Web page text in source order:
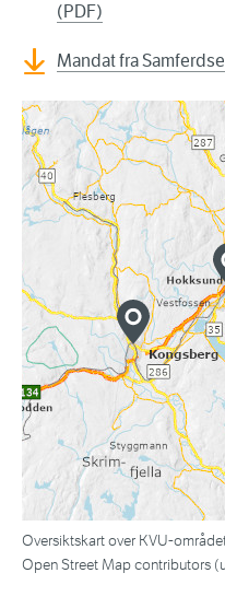
(PDF)
Mandat fra
Oversiktskart over KVU-
Open Street Map contributors